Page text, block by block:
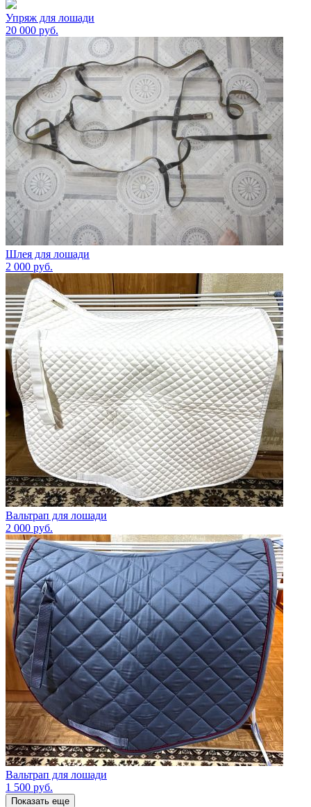
Упряж для лошади
20 000 руб.
Шлея для лошади
2 000 руб.
Вальтрап для лошади
2 000 руб.
Вальтрап для лошади
1 500 руб.
Показать еще